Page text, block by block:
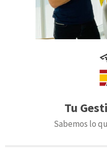
Tu
Sabemos lo